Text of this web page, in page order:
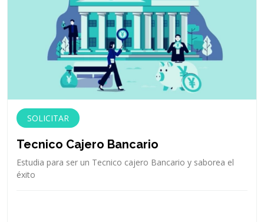
SOLICITAR
Tecnico Cajero Bancario
Estudia para ser un Tecnico cajero Bancario y saborea el
éxito